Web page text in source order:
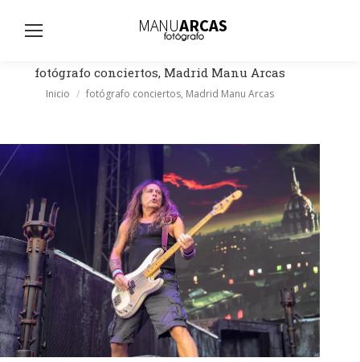
fotógrafo conciertos, Madrid Manu Arcas
Estás aquí:
Inicio fotógrafo conciertos, Madrid Manu Arcas